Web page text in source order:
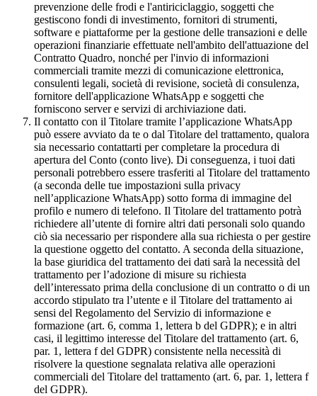
prevenzione delle frodi e l'antiriciclaggio, soggetti che
gestiscono fondi di investimento, fornitori di strumenti,
software e piattaforme per la gestione delle transazioni e delle
operazioni finanziarie effettuate nell'ambito dell'attuazione del
Contratto Quadro, nonché per l'invio di informazioni
commerciali tramite mezzi di comunicazione elettronica,
consulenti legali, società di revisione, società di consulenza,
fornitore dell'applicazione WhatsApp e soggetti che
forniscono server e servizi di archiviazione dati.
Il contatto con il Titolare tramite l’applicazione WhatsApp
può essere avviato da te o dal Titolare del trattamento, qualora
sia necessario contattarti per completare la procedura di
apertura del Conto (conto live). Di conseguenza, i tuoi dati
personali potrebbero essere trasferiti al Titolare del trattamento
(a seconda delle tue impostazioni sulla privacy
nell’applicazione WhatsApp) sotto forma di immagine del
profilo e numero di telefono. Il Titolare del trattamento potrà
richiedere all’utente di fornire altri dati personali solo quando
ciò sia necessario per rispondere alla sua richiesta o per gestire
la questione oggetto del contatto. A seconda della situazione,
la base giuridica del trattamento dei dati sarà la necessità del
trattamento per l’adozione di misure su richiesta
dell’interessato prima della conclusione di un contratto o di un
accordo stipulato tra l’utente e il Titolare del trattamento ai
sensi del Regolamento del Servizio di informazione e
formazione (art. 6, comma 1, lettera b del GDPR); e in altri
casi, il legittimo interesse del Titolare del trattamento (art. 6,
par. 1, lettera f del GDPR) consistente nella necessità di
risolvere la questione segnalata relativa alle operazioni
commerciali del Titolare del trattamento (art. 6, par. 1, lettera f
del GDPR).